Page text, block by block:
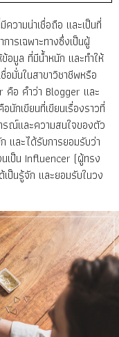
ามน่าเชื่อถือ และเป็นที่
ารเฉพาะทางซึ่งเป็นผู้
อมูล ที่มีน้ำหนัก และทำให้
อมั่นในสาขาวิชาชีพหรือ
คือ คำว่า Blogger และ
กเขียนที่เขียนเรื่องราวที่
รณ์และความสนใจของตัว
และได้รับการยอมรับว่า
เป็น Influencer (ผู้ทรง
ป็นรู้จัก และยอมรับในวง